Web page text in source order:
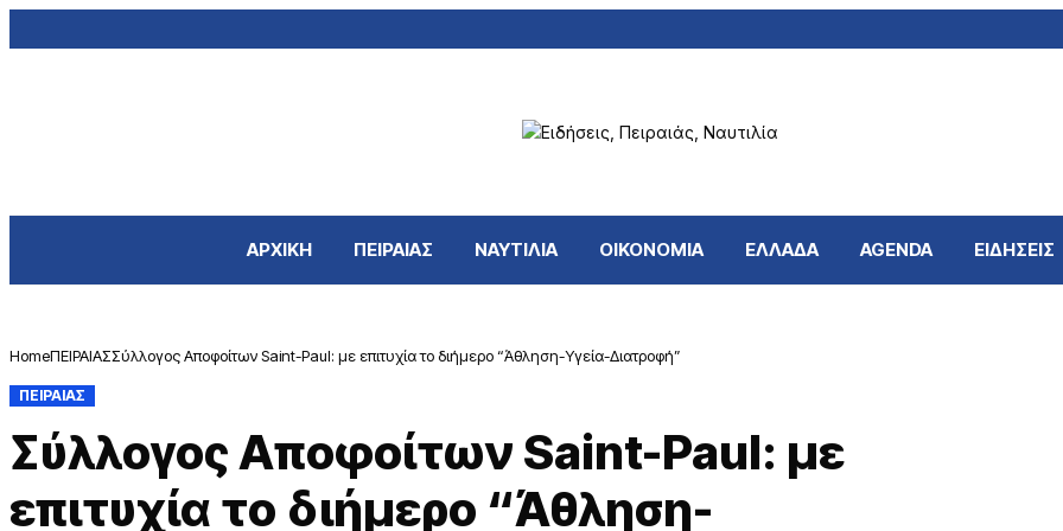
ΑΡΧΙΚΗ ΠΕΙΡΑΙΑΣ ΝΑΥΤΙΛΙΑ ΟΙΚΟΝΟΜΙΑ ΕΛΛΑΔΑ AGENDA ΕΙΔΗΣΕΙΣ
HomeΠΕΙΡΑΙΑΣΣύλλογος Αποφοίτων Saint-Paul: με επιτυχία το διήμερο “Άθληση-Υγεία-Διατροφή”
ΠΕΙΡΑΙΑΣ
Σύλλογος Αποφοίτων Saint-Paul: με
επιτυχία το διήμερο “Άθληση-